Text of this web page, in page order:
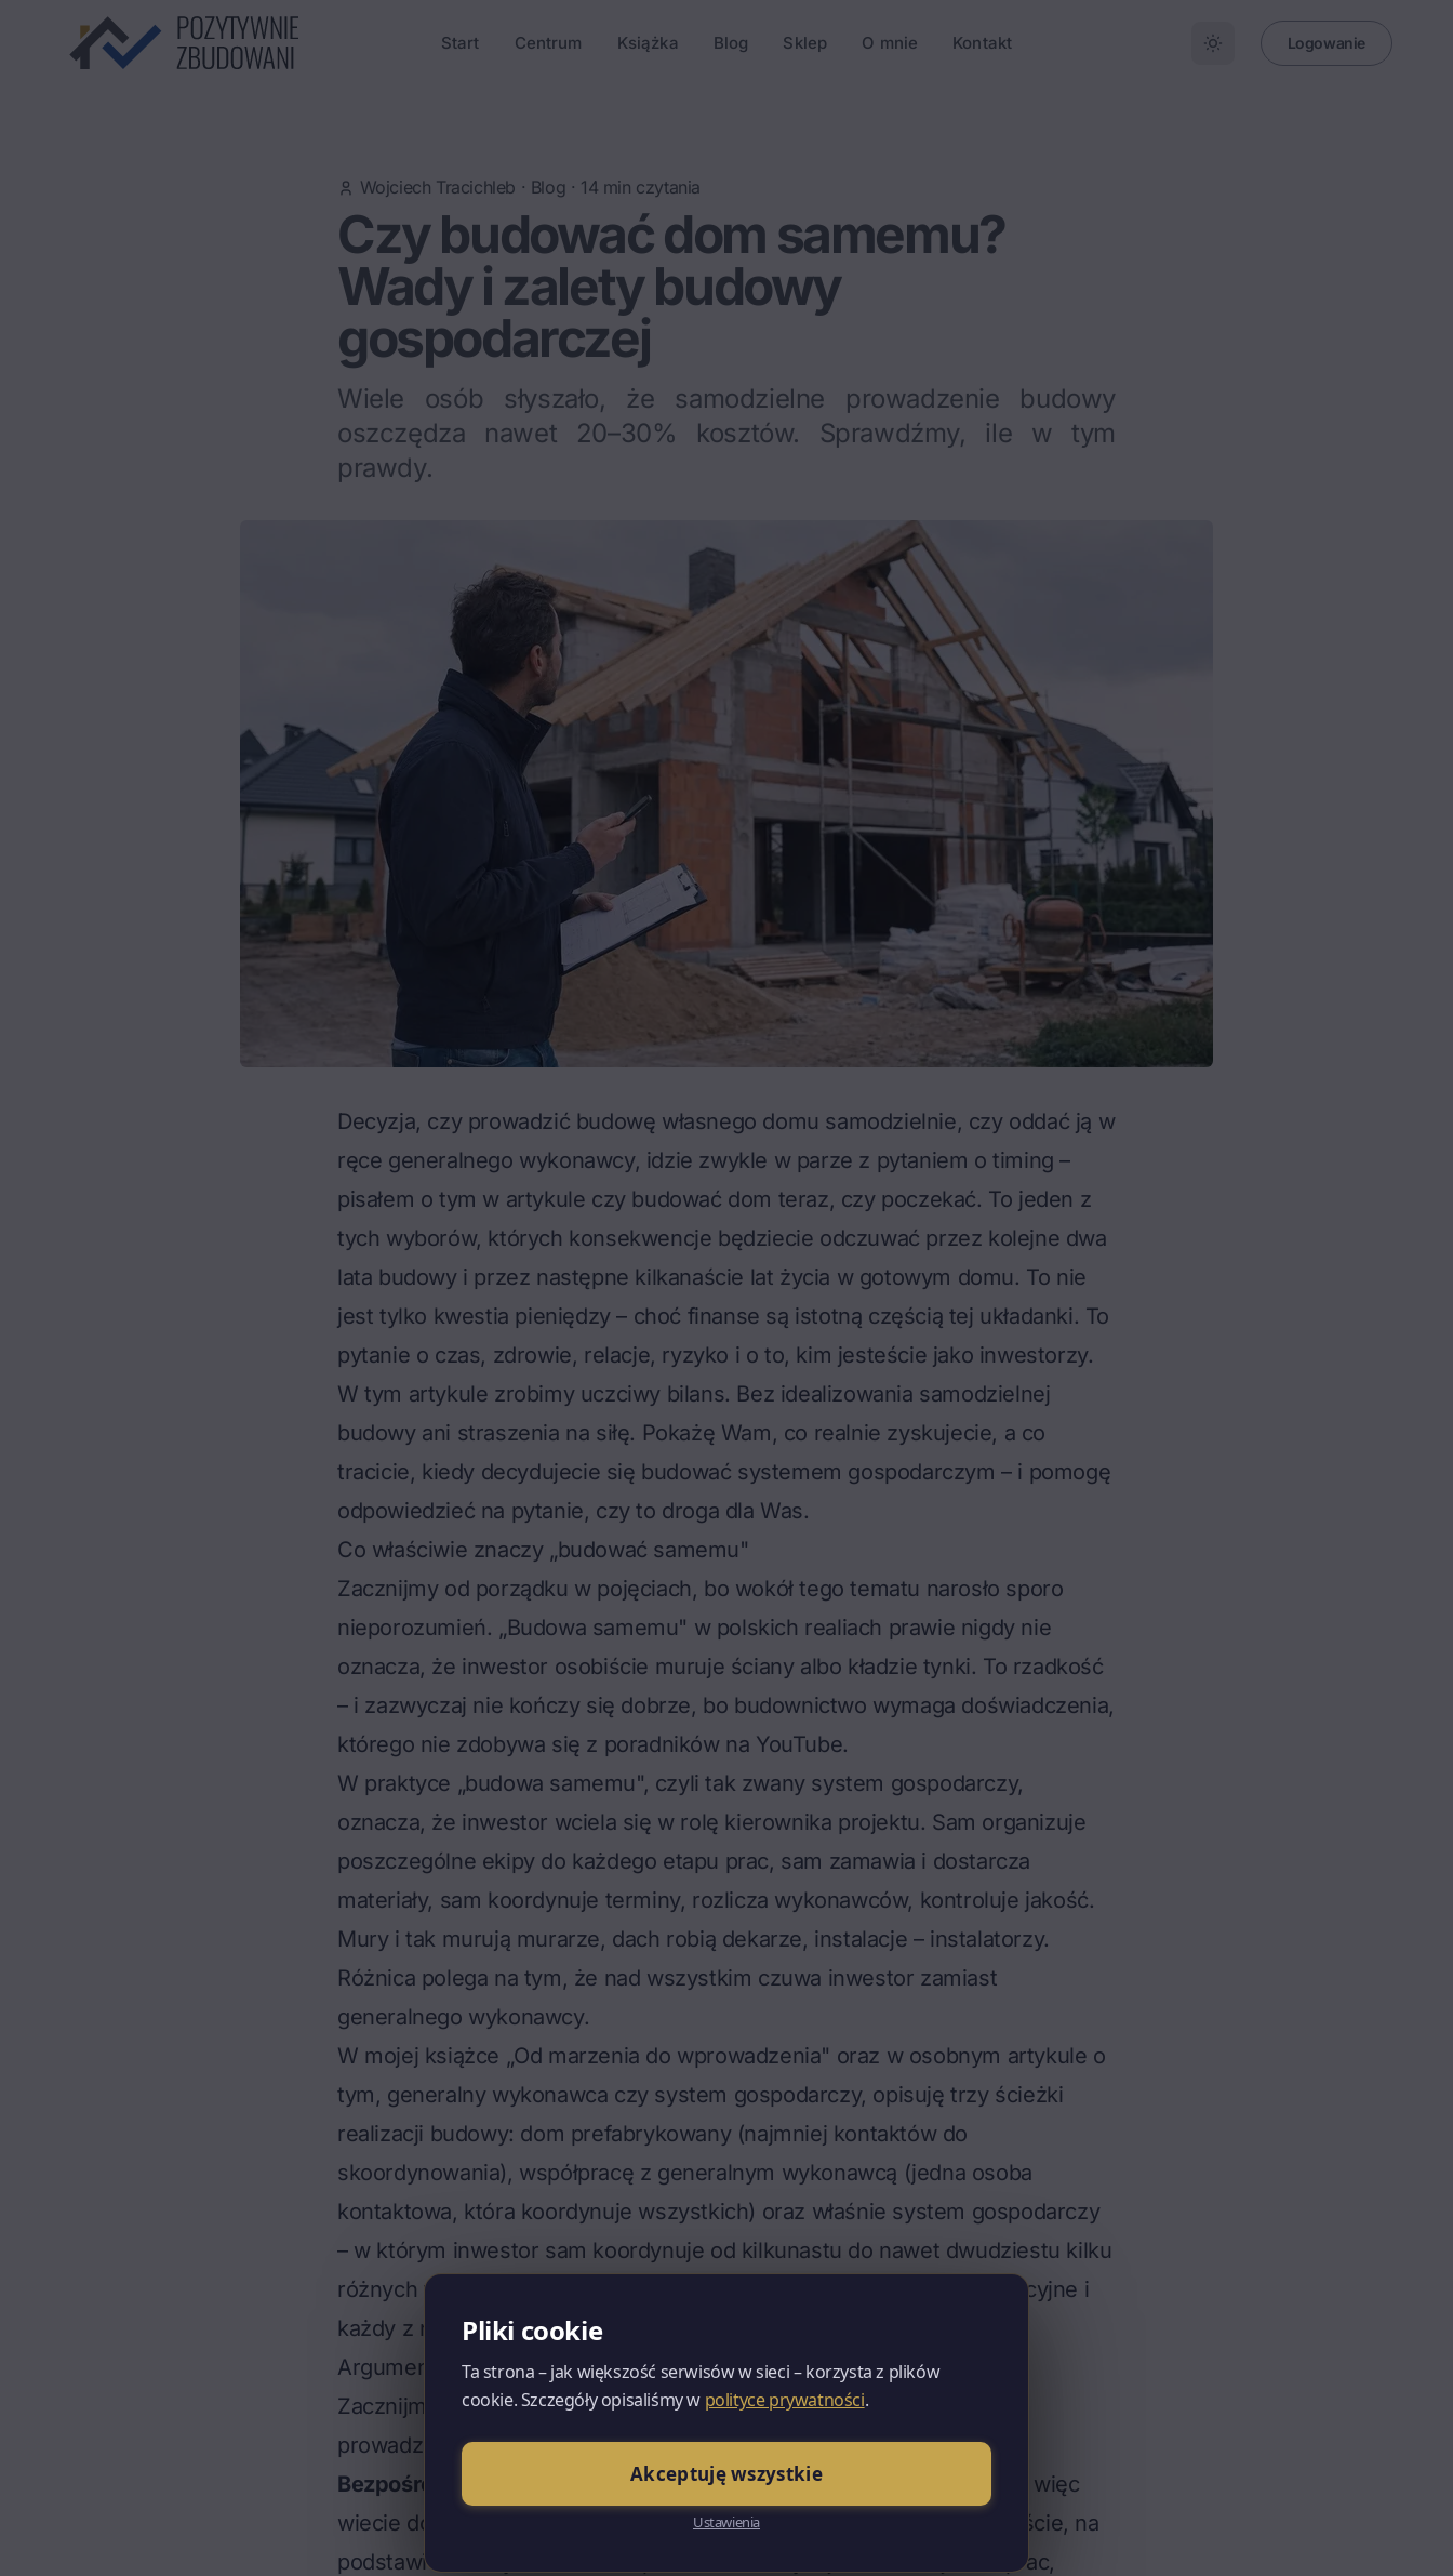
Start Centrum Książka Blog Sklep O mnie Kontakt Logowanie
Wojciech Tracichleb · Blog · 14 min czytania
Czy budować dom samemu?
Wady i zalety budowy
gospodarczej
Wiele osób słyszało, że samodzielne prowadzenie budowy
oszczędza nawet 20–30% kosztów. Sprawdźmy, ile w tym
prawdy.
Decyzja, czy prowadzić budowę własnego domu samodzielnie, czy oddać ją w
ręce generalnego wykonawcy, idzie zwykle w parze z pytaniem o timing –
pisałem o tym w artykule czy budować dom teraz, czy poczekać. To jeden z
tych wyborów, których konsekwencje będziecie odczuwać przez kolejne dwa
lata budowy i przez następne kilkanaście lat życia w gotowym domu. To nie
jest tylko kwestia pieniędzy – choć finanse są istotną częścią tej układanki. To
pytanie o czas, zdrowie, relacje, ryzyko i o to, kim jesteście jako inwestorzy.
W tym artykule zrobimy uczciwy bilans. Bez idealizowania samodzielnej
budowy ani straszenia na siłę. Pokażę Wam, co realnie zyskujecie, a co
tracicie, kiedy decydujecie się budować systemem gospodarczym – i pomogę
odpowiedzieć na pytanie, czy to droga dla Was.
Co właściwie znaczy „budować samemu"
Zacznijmy od porządku w pojęciach, bo wokół tego tematu narosło sporo
nieporozumień. „Budowa samemu" w polskich realiach prawie nigdy nie
oznacza, że inwestor osobiście muruje ściany albo kładzie tynki. To rzadkość
– i zazwyczaj nie kończy się dobrze, bo budownictwo wymaga doświadczenia,
którego nie zdobywa się z poradników na YouTube.
W praktyce „budowa samemu", czyli tak zwany system gospodarczy,
oznacza, że inwestor wciela się w rolę kierownika projektu. Sam organizuje
poszczególne ekipy do każdego etapu prac, sam zamawia i dostarcza
materiały, sam koordynuje terminy, rozlicza wykonawców, kontroluje jakość.
Mury i tak murują murarze, dach robią dekarze, instalacje – instalatorzy.
Różnica polega na tym, że nad wszystkim czuwa inwestor zamiast
generalnego wykonawcy.
W mojej książce „Od marzenia do wprowadzenia" oraz w osobnym artykule o
tym, generalny wykonawca czy system gospodarczy, opisuję trzy ścieżki
realizacji budowy: dom prefabrykowany (najmniej kontaktów do
skoordynowania), współpracę z generalnym wykonawcą (jedna osoba
kontaktowa, która koordynuje wszystkich) oraz właśnie system gospodarczy
– w którym inwestor sam koordynuje od kilkunastu do nawet dwudziestu kilku
różnych firm i specjalistów. To są trzy zupełnie różne światy organizacyjne i
każdy z nich pasuje do innego profilu inwestora.
Argumenty za budową systemem gospodarczym
Zacznijmy od tego, co realnie przemawia na korzyść samodzielnego
prowadzenia budowy. Bo argumenty są – i to konkretne.
Bezpośrednia kontrola nad każdą decyzją.Kupujecie materiały sami, więc
wiecie dokładnie, co trafiło na budowę. Wybieracie każdą firmę osobiście, na
podstawie własnych rozmów i porównań. Decydujecie o kolejności prac,
Pliki cookie
Ta strona – jak większość serwisów w sieci – korzysta z plików
cookie. Szczegóły opisaliśmy w polityce prywatności.
Akceptuję wszystkie
Ustawienia